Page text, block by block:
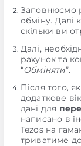
Заповнюємо
обміну. Далі
скільки ви
Далі,
рахунок та
“Обміняти”.
Після того,
додаткове
дані для
написано в
Tezos на
триватиме